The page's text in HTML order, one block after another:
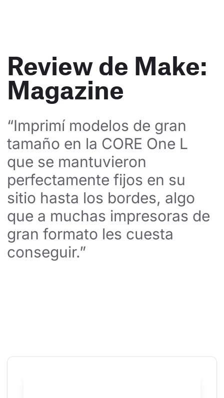
Review de Make:
Magazine
“Imprimí modelos de gran
tamaño en la CORE One L
que se mantuvieron
perfectamente fijos en su
sitio hasta los bordes, algo
que a muchas impresoras de
gran formato les cuesta
conseguir.”